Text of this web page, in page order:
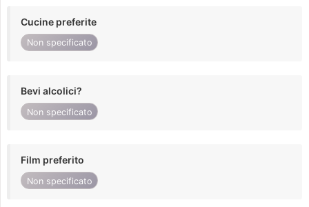
Cucine preferite
Non specificato
Bevi alcolici?
Non specificato
Film preferito
Non specificato